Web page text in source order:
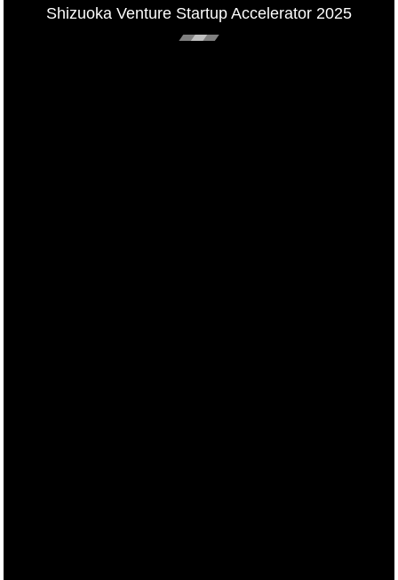
Shizuoka Venture Startup Accelerator 2025